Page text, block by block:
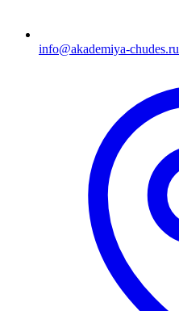
info@akademiya-chudes.ru